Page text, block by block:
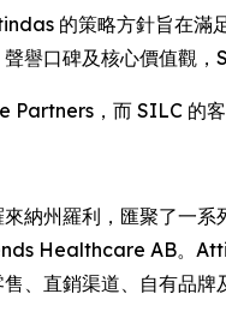
的策略方針旨在滿
譽口碑及核心價值觀，
，而 SILC 的客
納州羅利，匯聚了
Healthcare AB。
、直銷渠道、自有品牌